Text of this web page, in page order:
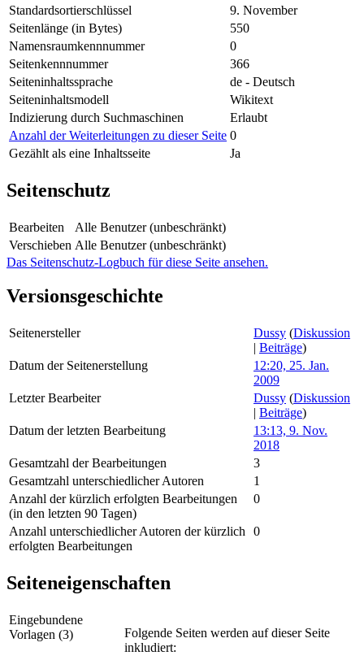
Standardsortierschlüssel
9. November
Seitenlänge (in Bytes)
550
Namensraumkennnummer
0
Seitenkennnummer
366
Seiteninhaltssprache
de - Deutsch
Seiteninhaltsmodell
Wikitext
Indizierung durch Suchmaschinen
Erlaubt
Anzahl der Weiterleitungen zu dieser Seite 0
Gezählt als eine Inhaltsseite
Ja
Seitenschutz
Bearbeiten
Alle Benutzer (unbeschränkt)
Verschieben Alle Benutzer (unbeschränkt)
Das Seitenschutz-Logbuch für diese Seite ansehen.
Versionsgeschichte
Seitenersteller Dussy (Diskussion
| Beiträge)
Datum der Seitenerstellung
12:20, 25. Jan.
2009
Letzter Bearbeiter
Dussy (Diskussion
| Beiträge)
Datum der letzten Bearbeitung
13:13, 9. Nov.
2018
Gesamtzahl der Bearbeitungen
3
Gesamtzahl unterschiedlicher Autoren
1
Anzahl der kürzlich erfolgten Bearbeitungen
(in den letzten 90 Tagen)
0
Anzahl unterschiedlicher Autoren der kürzlich
erfolgten Bearbeitungen
0
Seiteneigenschaften
Eingebundene
Vorlagen (3)
Folgende Seiten werden auf dieser Seite
inkludiert: